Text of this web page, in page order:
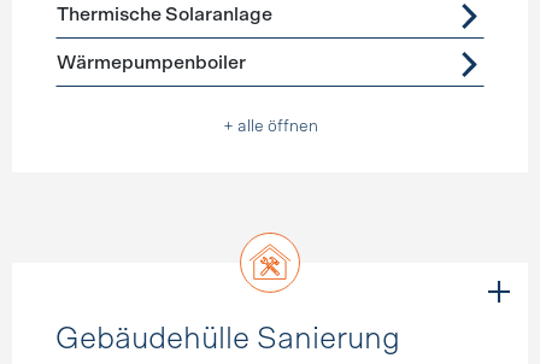
Thermische Solaranlage
Wärmepumpenboiler
+ alle öffnen
Gebäudehülle Sanierung